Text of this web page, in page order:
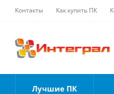
Контакты Как купить ПК
Лучшие ПК